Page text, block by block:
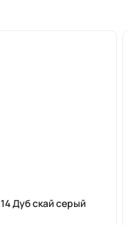
Дуб скай серый